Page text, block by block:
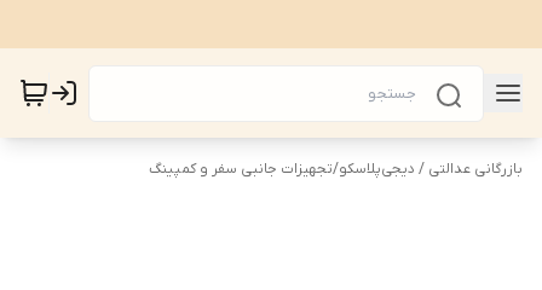
بازرگانی عدالتی / دیجی‌پلاسکو/تجهیزات جانبی سفر و کمپینگ